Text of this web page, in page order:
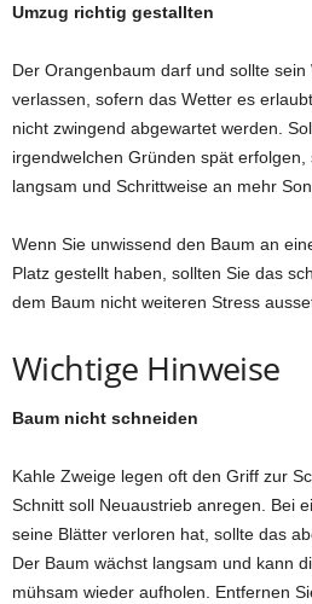
Umzug richtig gestallten
Der Orangenbaum darf und sollte
verlassen, sofern das Wetter es
nicht zwingend abgewartet werden.
irgendwelchen Gründen spät
langsam und Schrittweise an mehr
Wenn Sie unwissend den Baum an
Platz gestellt haben, sollten Sie das
dem Baum nicht weiteren Stress
Wichtige Hinweise
Baum nicht schneiden
Kahle Zweige legen oft den Griff zur
Schnitt soll Neuaustrieb anregen. Bei
seine Blätter verloren hat, sollte das
Der Baum wächst langsam und kann
mühsam wieder aufholen. Entfernen